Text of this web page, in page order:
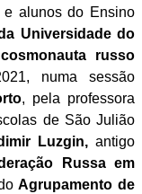
e alunos do Ensino
Universidade do
cosmonauta
russo
numa sessão
, pela professora
de São Julião
Luzgin, antigo
Russa em
Agrupamento de